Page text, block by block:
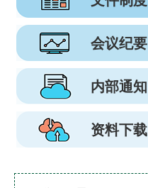
会议纪要
内部通知
资料下载